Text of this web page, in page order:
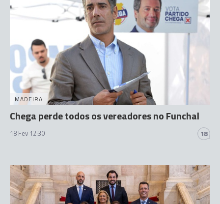
MADEIRA
Chega perde todos os vereadores no Funchal
18 Fev 12:30 18